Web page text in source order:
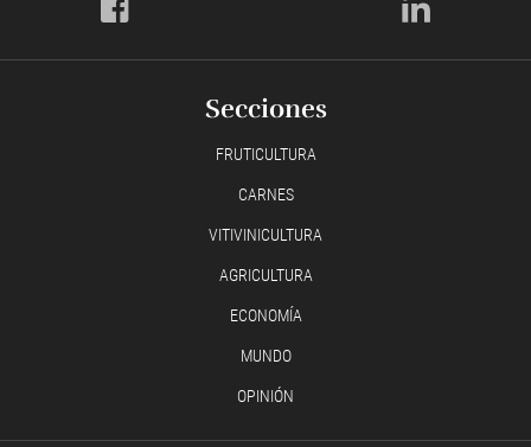
Secciones
FRUTICULTURA
CARNES
VITIVINICULTURA
AGRICULTURA
ECONOMÍA
MUNDO
OPINIÓN